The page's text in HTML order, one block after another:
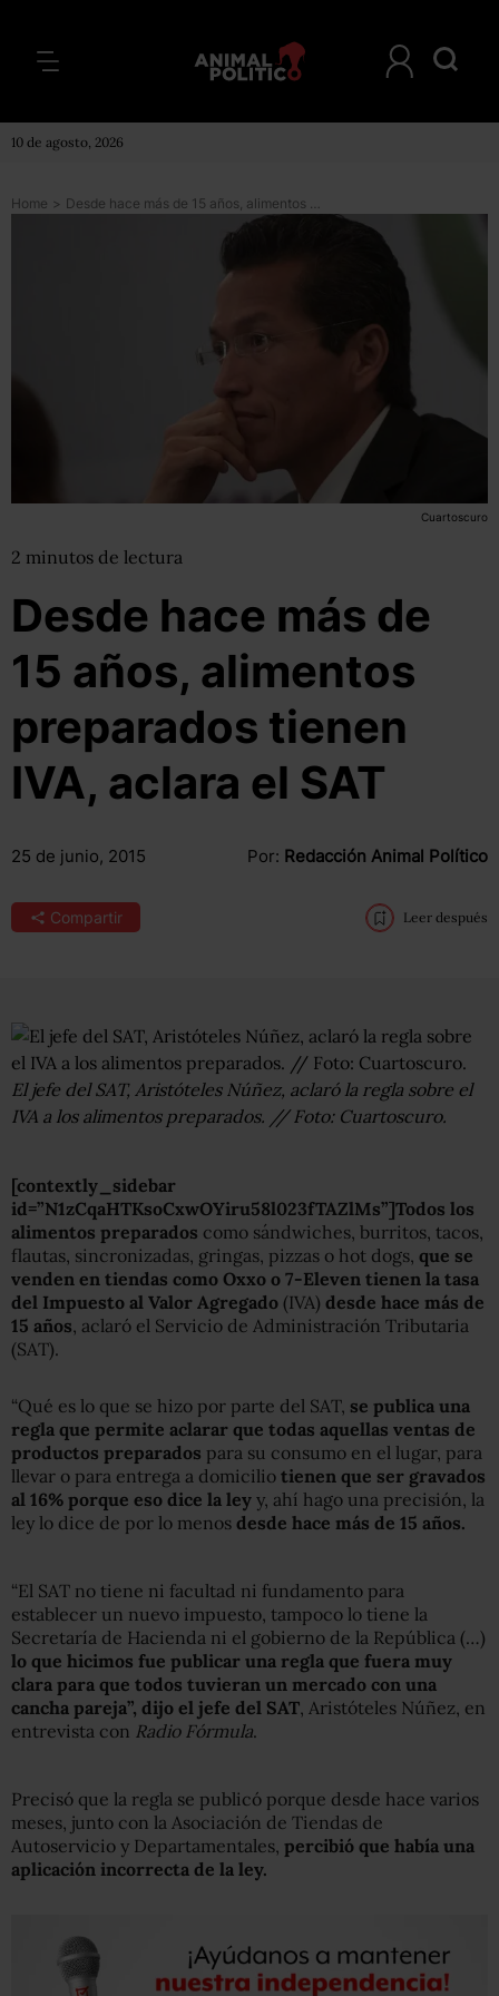
10 de agosto, 2026
Home > Desde hace más de 15 años, alimentos preparados tienen IVA, aclara el SAT
Cuartoscuro
2 minutos de lectura
Desde hace más de
15 años, alimentos
preparados tienen
IVA, aclara el SAT
25 de junio, 2015 Por: Redacción Animal Político
Compartir Leer después
El jefe del SAT, Aristóteles Núñez, aclaró la regla sobre el
IVA a los alimentos preparados. // Foto: Cuartoscuro.
[contextly_sidebar
id=”N1zCqaHTKsoCxwOYiru58l023fTAZlMs”]Todos los
alimentos preparados como sándwiches, burritos, tacos,
flautas, sincronizadas, gringas, pizzas o hot dogs, que se
venden en tiendas como Oxxo o 7-Eleven tienen la tasa
del Impuesto al Valor Agregado (IVA) desde hace más de
15 años, aclaró el Servicio de Administración Tributaria
(SAT).
“Qué es lo que se hizo por parte del SAT, se publica una
regla que permite aclarar que todas aquellas ventas de
productos preparados para su consumo en el lugar, para
llevar o para entrega a domicilio tienen que ser gravados
al 16% porque eso dice la ley y, ahí hago una precisión, la
ley lo dice de por lo menos desde hace más de 15 años.
“El SAT no tiene ni facultad ni fundamento para
establecer un nuevo impuesto, tampoco lo tiene la
Secretaría de Hacienda ni el gobierno de la República (…)
lo que hicimos fue publicar una regla que fuera muy
clara para que todos tuvieran un mercado con una
cancha pareja”, dijo el jefe del SAT, Aristóteles Núñez, en
entrevista con Radio Fórmula.
Precisó que la regla se publicó porque desde hace varios
meses, junto con la Asociación de Tiendas de
Autoservicio y Departamentales, percibió que había una
aplicación incorrecta de la ley.